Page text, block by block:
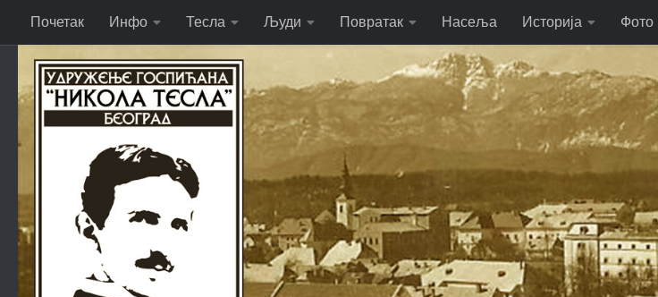
Skip to content
Почетак Инфо Тесла Људи Повратак Насеља Историја Фото